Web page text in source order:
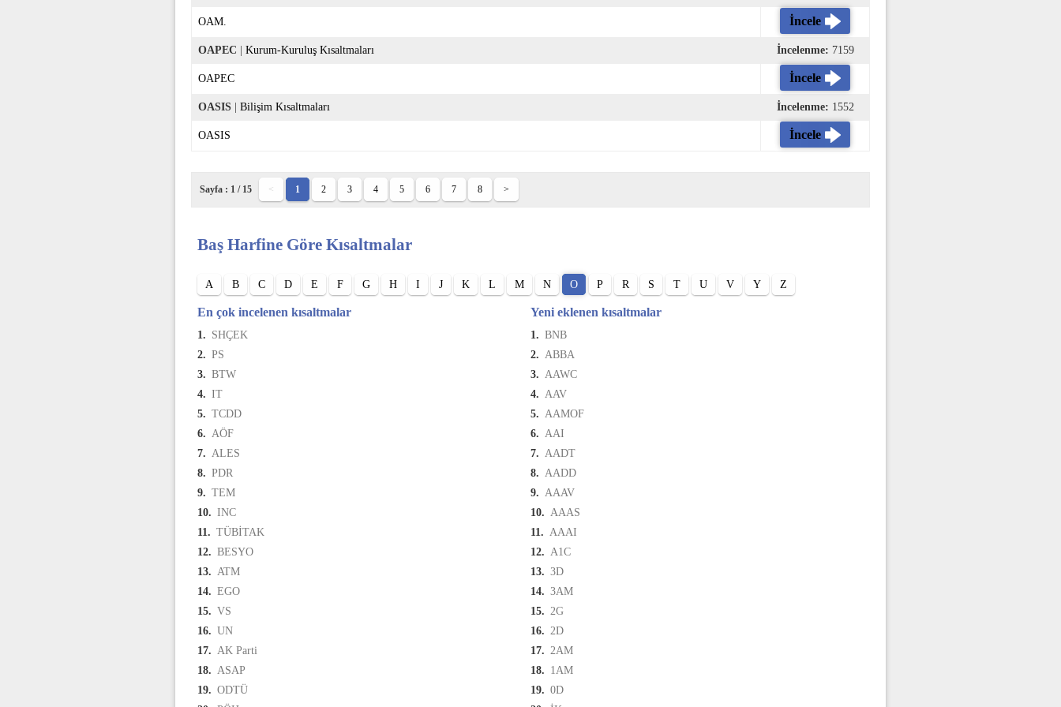
OAM. İncele
OAPEC Kurum-Kuruluş Kısaltmaları İncelenme: 7159
OAPEC İncele
OASIS Bilişim Kısaltmaları İncelenme: 1552
OASIS İncele
Sayfa : 1 / 15 < 1 2 3 4 5 6 7 8 >
Baş Harfine Göre Kısaltmalar
A B C D E F G H I J K L M N O P R S T U V Y Z
En çok incelenen kısaltmalar
1. SHÇEK
2. PS
3. BTW
4. IT
5. TCDD
6. AÖF
7. ALES
8. PDR
9. TEM
10. INC
11. TÜBİTAK
12. BESYO
13. ATM
14. EGO
15. VS
16. UN
17. AK Parti
18. ASAP
19. ODTÜ
Yeni eklenen kısaltmalar
1. BNB
2. ABBA
3. AAWC
4. AAV
5. AAMOF
6. AAI
7. AADT
8. AADD
9. AAAV
10. AAAS
11. AAAI
12. A1C
13. 3D
14. 3AM
15. 2G
16. 2D
17. 2AM
18. 1AM
19. 0D